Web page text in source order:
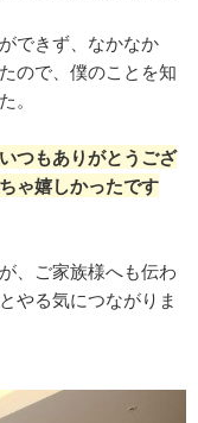
できず、なかなか
ので、僕のことを知
。
つもありがとうござ
ゃ嬉しかったです
、ご家族様へも伝わ
やる気につながりま